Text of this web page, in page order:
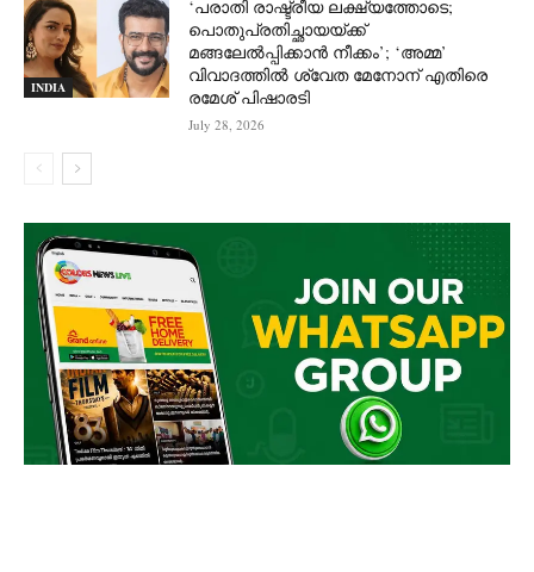
INDIA
‘പരാതി രാഷ്ട്രീയ ലക്ഷ്യത്തോടെ;
പൊതുപ്രതിച്ഛായയ്ക്ക്
മങ്ങലേല്‍പ്പിക്കാന്‍ നീക്കം’; ‘അമ്മ’
വിവാദത്തില്‍ ശ്വേത മേനോന് എതിരെ
രമേശ് പിഷാരടി
July 28, 2026